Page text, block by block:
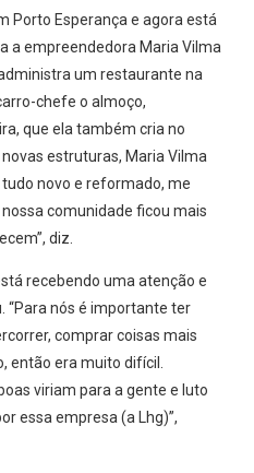
Porto Esperança e agora está
a empreendedora Maria Vilma
um restaurante na
chefe o almoço,
que ela também cria no
estruturas, Maria Vilma
novo e reformado, me
comunidade ficou mais
diz.
recebendo uma atenção e
“Para nós é importante ter
comprar coisas mais
então era muito difícil.
viriam para a gente e luto
essa empresa (a
Lhg)”,